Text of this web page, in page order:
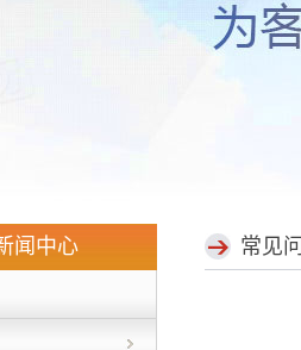
闻中心 常见